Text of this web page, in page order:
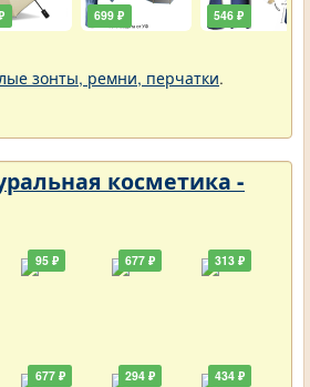
699 ₽ 546 ₽
зонты, ремни, перчатки.
косметика -
95 ₽
677 ₽
677 ₽
294 ₽
313 ₽
434 ₽